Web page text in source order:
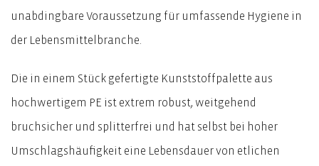
unabdingbare Voraussetzung für umfassende Hygiene in
der Lebensmittelbranche.
Die in einem Stück gefertigte Kunststoffpalette aus
hochwertigem PE ist extrem robust, weitgehend
bruchsicher und splitterfrei und hat selbst bei hoher
Umschlagshäufigkeit eine Lebensdauer von etlichen